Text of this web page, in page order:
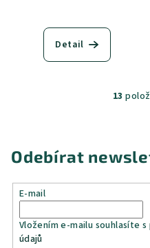
Detail
13
Odebírat
E-mail
Vložením e-mailu souhlasíte s
údajů